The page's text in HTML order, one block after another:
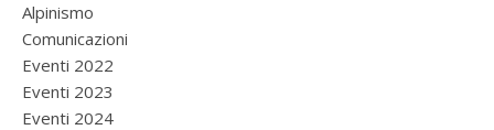
Alpinismo
Comunicazioni
Eventi 2022
Eventi 2023
Eventi 2024